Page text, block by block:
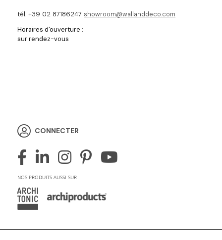
tél. +39 02 87186247 showroom@wallanddeco.com
Horaires d'ouverture :
sur rendez-vous
CONNECTER
NOS PRODUITS AUSSI SUR